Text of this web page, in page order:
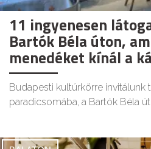
11 ingyenesen
Bartók Béla úton,
menedéket kínál a
Budapesti kultúrkörre invitálunk
paradicsomába, a Bartók Béla